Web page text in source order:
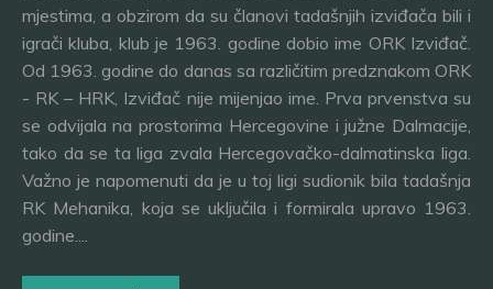
mjestima, a obzirom da su članovi tadašnjih izviđača bili i
igrači kluba, klub je 1963. godine dobio ime ORK Izviđač.
Od 1963. godine do danas sa različitim predznakom ORK
- RK – HRK, Izviđač nije mijenjao ime. Prva prvenstva su
se odvijala na prostorima Hercegovine i južne Dalmacije,
tako da se ta liga zvala Hercegovačko-dalmatinska liga.
Važno je napomenuti da je u toj ligi sudionik bila tadašnja
RK Mehanika, koja se uključila i formirala upravo 1963.
godine....